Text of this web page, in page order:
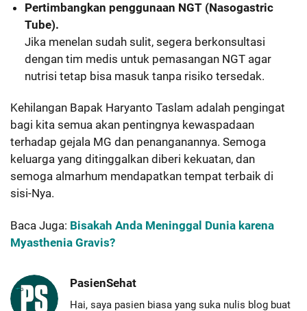
Pertimbangkan penggunaan NGT (Nasogastric
Tube).
Jika menelan sudah sulit, segera berkonsultasi
dengan tim medis untuk pemasangan NGT agar
nutrisi tetap bisa masuk tanpa risiko tersedak.
Kehilangan Bapak Haryanto Taslam adalah pengingat
bagi kita semua akan pentingnya kewaspadaan
terhadap gejala MG dan penanganannya. Semoga
keluarga yang ditinggalkan diberi kekuatan, dan
semoga almarhum mendapatkan tempat terbaik di
sisi-Nya.
Baca Juga: Bisakah Anda Meninggal Dunia karena
Myasthenia Gravis?
PasienSehat
Hai, saya pasien biasa yang suka nulis blog buat